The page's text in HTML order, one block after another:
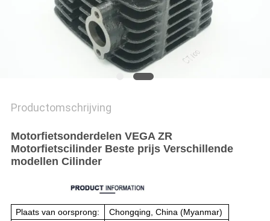
Productomschrijving
Motorfietsonderdelen VEGA ZR
Motorfietscilinder Beste prijs Verschillende
modellen Cilinder
Plaats van oorsprong:
Chongqing, China (Myanmar)